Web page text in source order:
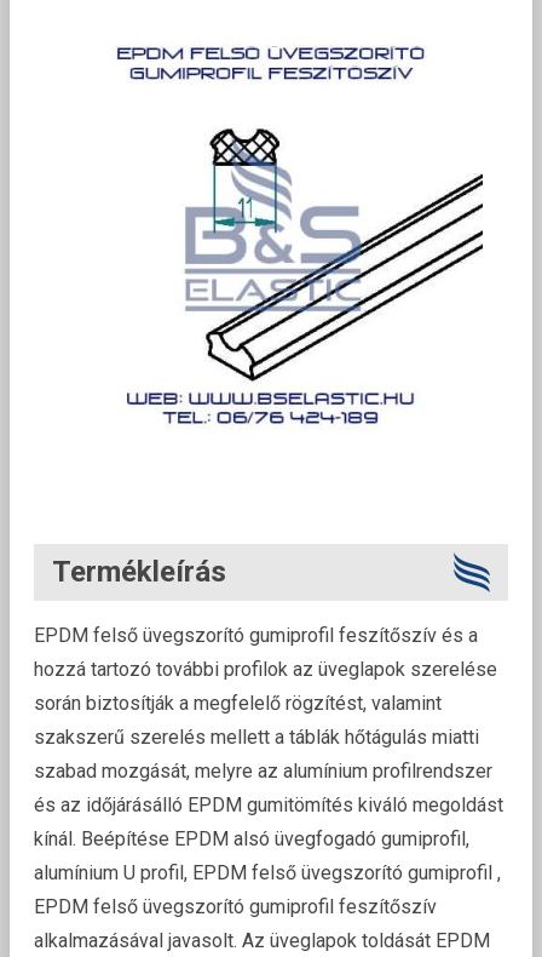
Termékleírás
EPDM felső üvegszorító gumiprofil feszítőszív és a
hozzá tartozó további profilok az üveglapok szerelése
során biztosítják a megfelelő rögzítést, valamint
szakszerű szerelés mellett a táblák hőtágulás miatti
szabad mozgását, melyre az alumínium profilrendszer
és az időjárásálló EPDM gumitömítés kiváló megoldást
kínál. Beépítése EPDM alsó üvegfogadó gumiprofil,
alumínium U profil, EPDM felső üvegszorító gumiprofil ,
EPDM felső üvegszorító gumiprofil feszítőszív
alkalmazásával javasolt. Az üveglapok toldását EPDM